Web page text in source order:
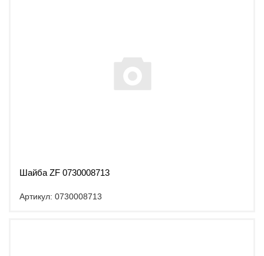
Шайба ZF 0730008713
Артикул: 0730008713